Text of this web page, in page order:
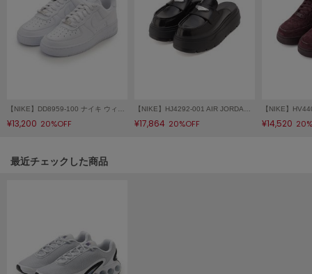
GRAMICCI
グラミチ
HUNTER
ハンター
ホカ オネオネ
【NIKE】DD8959-100 ナイキ ウィメンズ エア フォース 1 '07 Air Force 1
¥13,200 20%OFF
【NIKE】HJ4292-001 AIR JORDAN MULE エア ジョーダン ミュール
¥17,864 20%OFF ¥14,520
関連記事
最近チェックした商品